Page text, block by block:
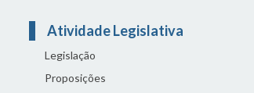
Atividade Legislativa
Legislação
Proposições